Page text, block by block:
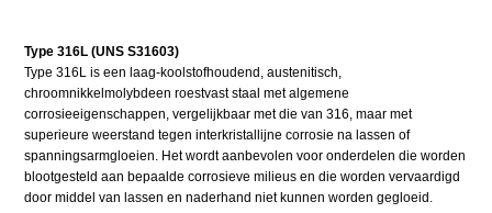
Type 316L (UNS S31603)
Type 316L is een laag-koolstofhoudend, austenitisch,
chroomnikkelmolybdeen roestvast staal met algemene
corrosieeigenschappen, vergelijkbaar met die van 316, maar met
superieure weerstand tegen interkristallijne corrosie na lassen of
spanningsarmgloeien. Het wordt aanbevolen voor onderdelen die worden
blootgesteld aan bepaalde corrosieve milieus en die worden vervaardigd
door middel van lassen en naderhand niet kunnen worden gegloeid.